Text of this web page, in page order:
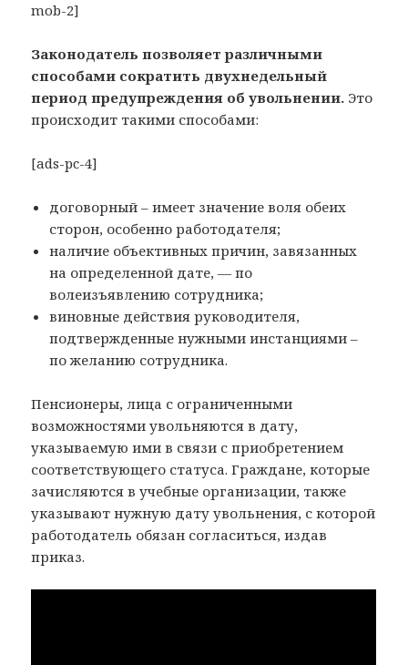
mob-2]
Законодатель позволяет различными
способами сократить двухнедельный
период предупреждения об увольнении. Это
происходит такими способами:
[ads-pc-4]
договорный – имеет значение воля обеих
сторон, особенно работодателя;
наличие объективных причин, завязанных
на определенной дате, — по
волеизъявлению сотрудника;
виновные действия руководителя,
подтвержденные нужными инстанциями –
по желанию сотрудника.
Пенсионеры, лица с ограниченными
возможностями увольняются в дату,
указываемую ими в связи с приобретением
соответствующего статуса. Граждане, которые
зачисляются в учебные организации, также
указывают нужную дату увольнения, с которой
работодатель обязан согласиться, издав
приказ.